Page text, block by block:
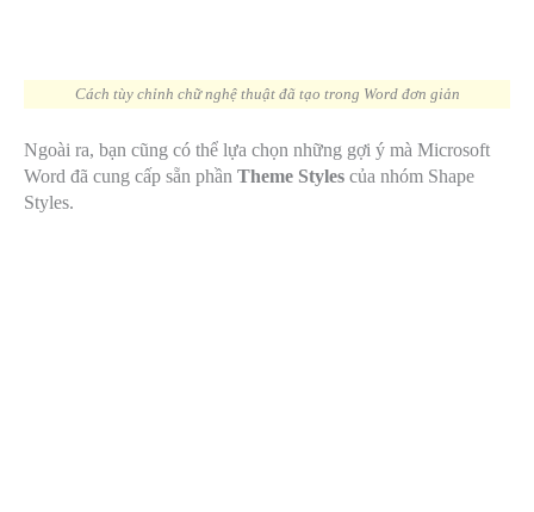
Cách tùy chỉnh chữ nghệ thuật đã tạo trong Word đơn giản
Ngoài ra, bạn cũng có thể lựa chọn những gợi ý mà Microsoft
Word đã cung cấp sẵn phần Theme Styles của nhóm Shape
Styles.